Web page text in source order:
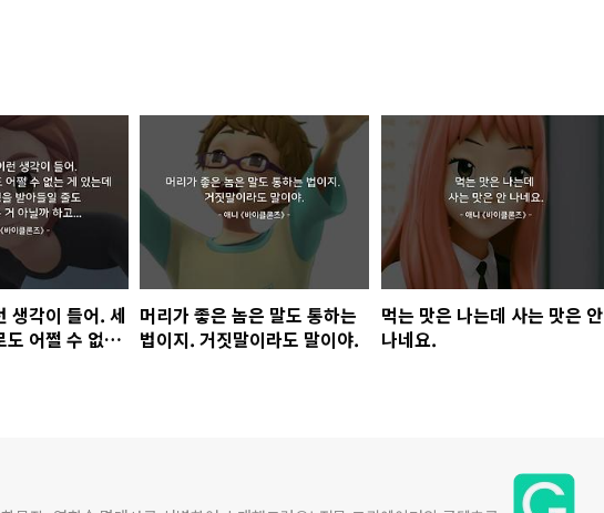
생각이 들어. 세
도 어쩔 수 없는
머리가 좋은 놈은 말도 통하는
법이지. 거짓말이라도 말이야.
먹는 맛은 나는데 사는 맛은 안
나네요.